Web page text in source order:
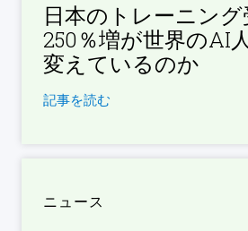
日本のトレーニン
250％増が世界のAI
変えているのか
記事を読む
ニュース